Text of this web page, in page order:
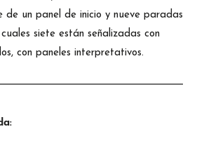
de un panel de inicio y nueve paradas
siete están señalizadas con
con paneles interpretativos.